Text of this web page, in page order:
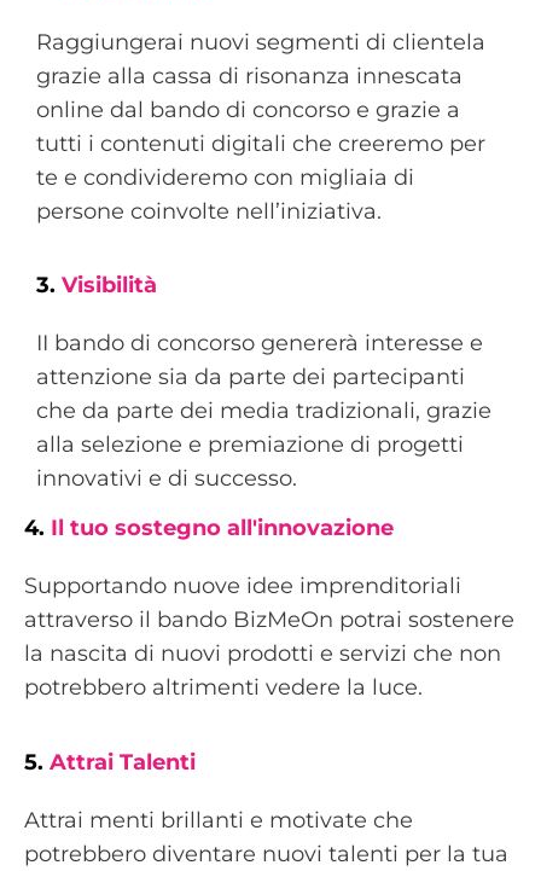
Raggiungerai nuovi segmenti di clientela
grazie alla cassa di risonanza innescata
online dal bando di concorso e grazie a
tutti i contenuti digitali che creeremo per
te e condivideremo con migliaia di
persone coinvolte nell’iniziativa.
3. Visibilità
II bando di concorso genererà interesse e
attenzione sia da parte dei partecipanti
che da parte dei media tradizionali, grazie
alla selezione e premiazione di progetti
innovativi e di successo.
4. Il tuo sostegno all'innovazione
Supportando nuove idee imprenditoriali
attraverso il bando BizMeOn potrai sostenere
la nascita di nuovi prodotti e servizi che non
potrebbero altrimenti vedere la luce.
5. Attrai Talenti
Attrai menti brillanti e motivate che
potrebbero diventare nuovi talenti per la tua